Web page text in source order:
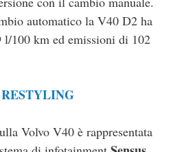
automatico la V40 D2 ha
100 km ed emissioni di 102
Volvo V40 è rappresentata